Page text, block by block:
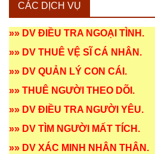
CÁC DỊCH VỤ
»» DV ĐIỀU TRA NGOẠI TÌNH .
»» DV THUÊ VỆ SĨ CÁ NHÂN .
»» DV QUẢN LÝ CON CÁI .
»» THUÊ NGƯỜI THEO DÕI .
»» DV ĐIỀU TRA NGƯỜI YÊU.
»» DV TÌM NGƯỜI MẤT TÍCH .
»» DV XÁC MINH NHÂN THÂN .